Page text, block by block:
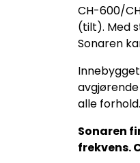
CH-600/
(tilt). Med
Sonaren
alle forhold.
Sonaren
frekvens.